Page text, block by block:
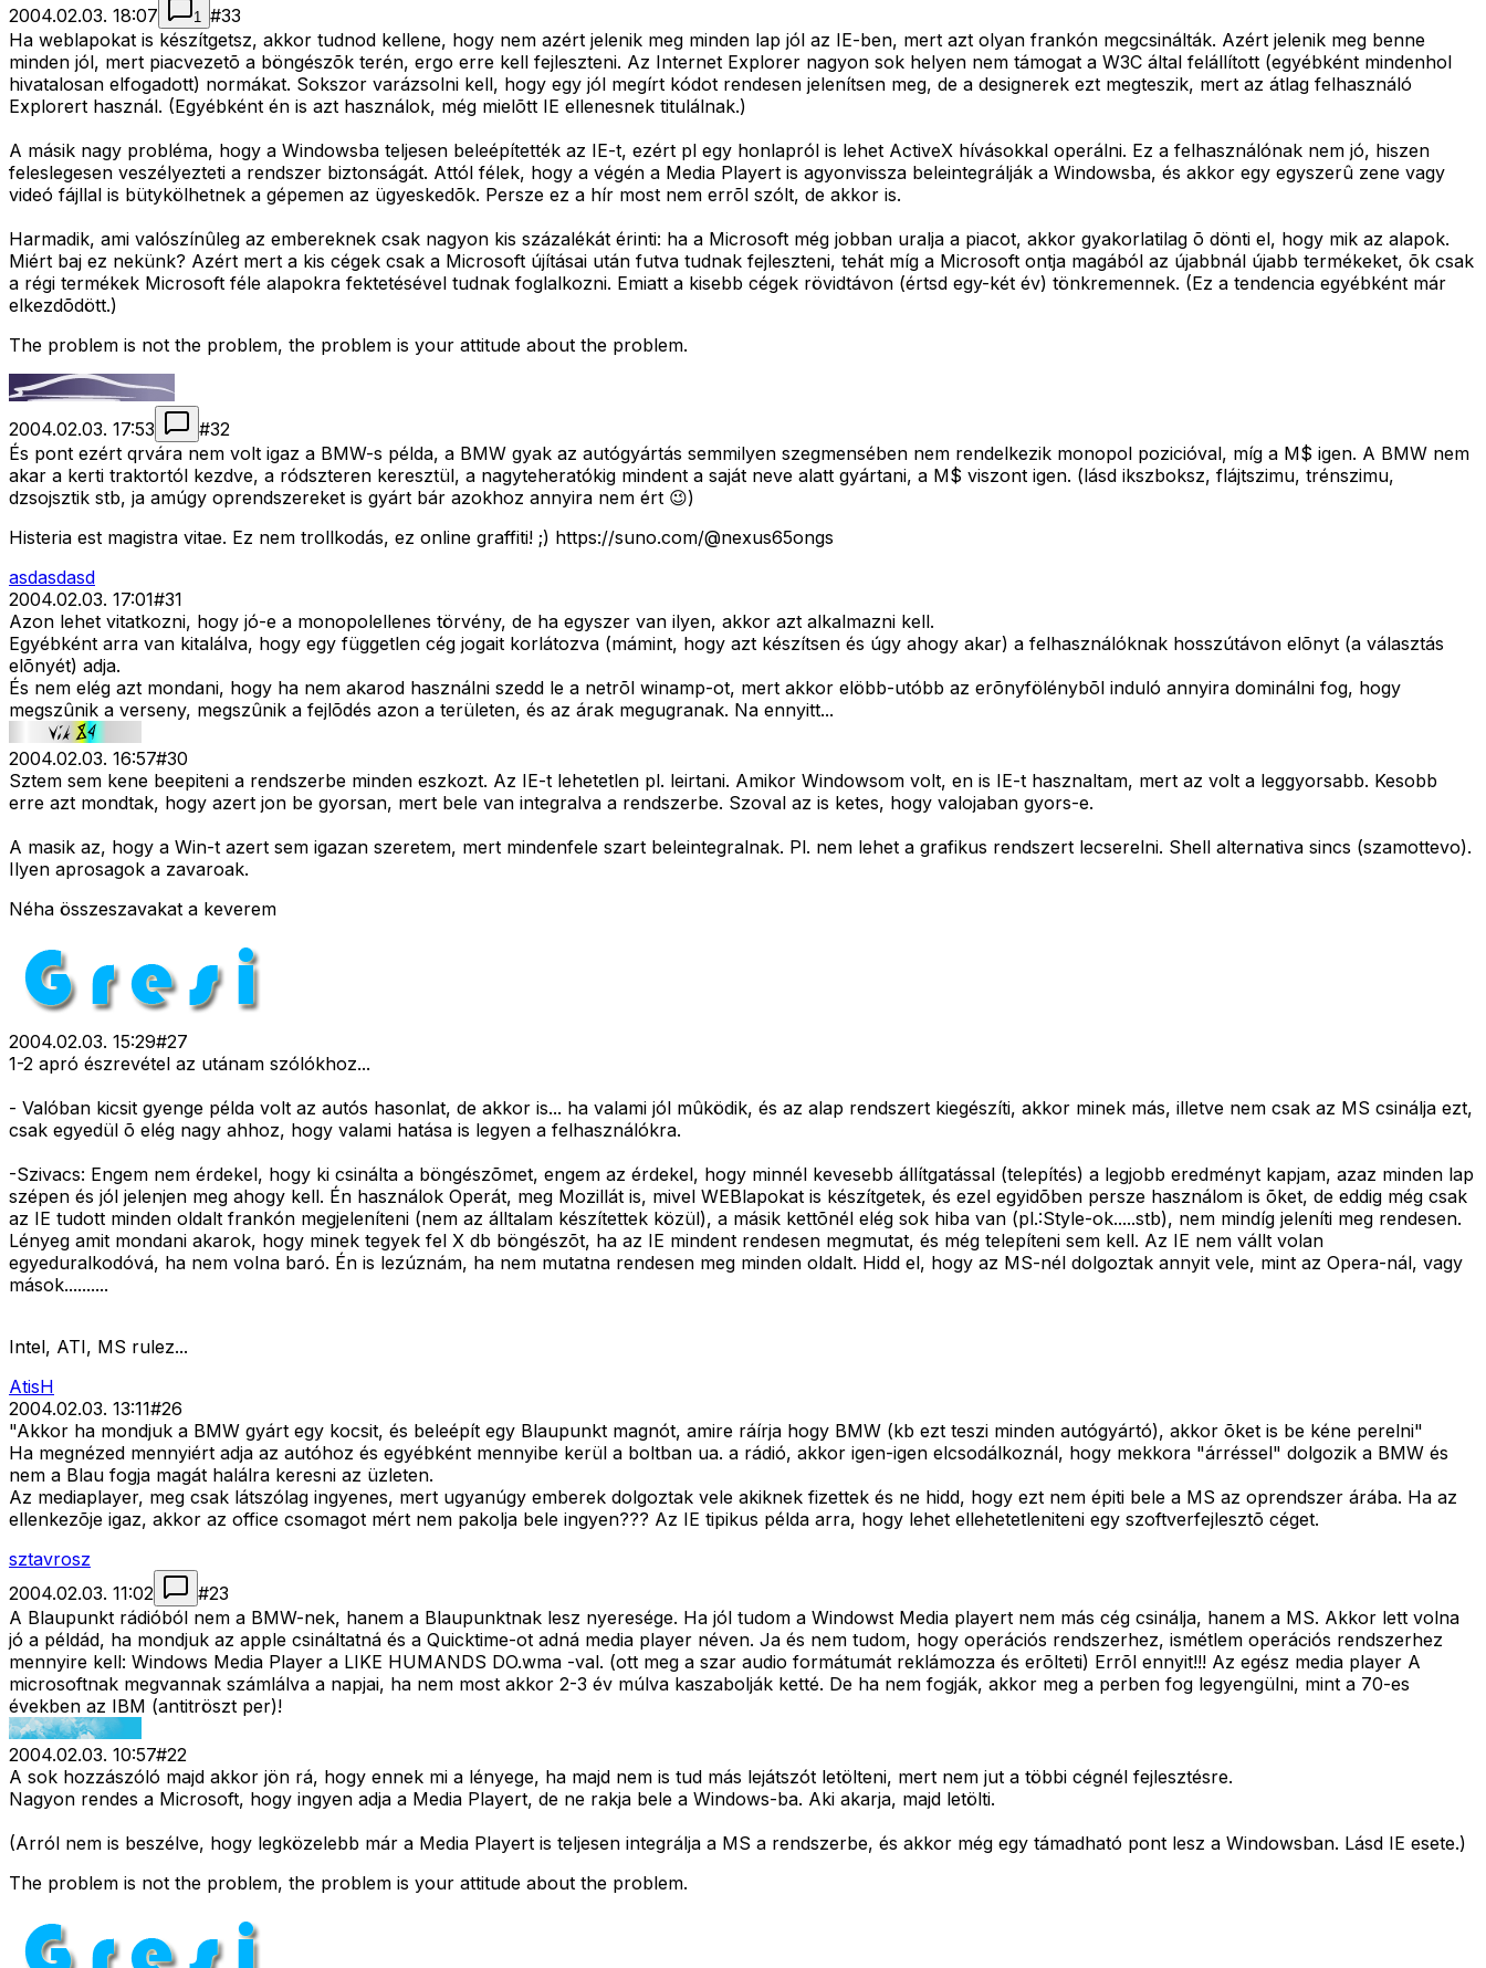
2004.02.03. 18:07 1 #33
Ha weblapokat is készítgetsz, akkor tudnod kellene, hogy nem azért jelenik meg minden lap jól az IE-ben, mert azt olyan frankón megcsinálták. Azért jelenik meg benne
minden jól, mert piacvezetõ a böngészõk terén, ergo erre kell fejleszteni. Az Internet Explorer nagyon sok helyen nem támogat a W3C által felállított (egyébként mindenhol
hivatalosan elfogadott) normákat. Sokszor varázsolni kell, hogy egy jól megírt kódot rendesen jelenítsen meg, de a designerek ezt megteszik, mert az átlag felhasználó
Explorert használ. (Egyébként én is azt használok, még mielõtt IE ellenesnek titulálnak.)
A másik nagy probléma, hogy a Windowsba teljesen beleépítették az IE-t, ezért pl egy honlapról is lehet ActiveX hívásokkal operálni. Ez a felhasználónak nem jó, hiszen
feleslegesen veszélyezteti a rendszer biztonságát. Attól félek, hogy a végén a Media Playert is agyonvissza beleintegrálják a Windowsba, és akkor egy egyszerû zene vagy
videó fájllal is bütykölhetnek a gépemen az ügyeskedõk. Persze ez a hír most nem errõl szólt, de akkor is.
Harmadik, ami valószínûleg az embereknek csak nagyon kis százalékát érinti: ha a Microsoft még jobban uralja a piacot, akkor gyakorlatilag õ dönti el, hogy mik az alapok.
Miért baj ez nekünk? Azért mert a kis cégek csak a Microsoft újításai után futva tudnak fejleszteni, tehát míg a Microsoft ontja magából az újabbnál újabb termékeket, õk csak
a régi termékek Microsoft féle alapokra fektetésével tudnak foglalkozni. Emiatt a kisebb cégek rövidtávon (értsd egy-két év) tönkremennek. (Ez a tendencia egyébként már
elkezdõdött.)
The problem is not the problem, the problem is your attitude about the problem.
2004.02.03. 17:53 #32
És pont ezért qrvára nem volt igaz a BMW-s példa, a BMW gyak az autógyártás semmilyen szegmensében nem rendelkezik monopol pozicióval, míg a M$ igen. A BMW nem
akar a kerti traktortól kezdve, a ródszteren keresztül, a nagyteheratókig mindent a saját neve alatt gyártani, a M$ viszont igen. (lásd ikszboksz, flájtszimu, trénszimu,
dzsojsztik stb, ja amúgy oprendszereket is gyárt bár azokhoz annyira nem ért 😉)
Histeria est magistra vitae. Ez nem trollkodás, ez online graffiti! ;) https://suno.com/@nexus65ongs
asdasdasd
2004.02.03. 17:01#31
Azon lehet vitatkozni, hogy jó-e a monopolellenes törvény, de ha egyszer van ilyen, akkor azt alkalmazni kell.
Egyébként arra van kitalálva, hogy egy független cég jogait korlátozva (mámint, hogy azt készítsen és úgy ahogy akar) a felhasználóknak hosszútávon elõnyt (a választás
elõnyét) adja.
És nem elég azt mondani, hogy ha nem akarod használni szedd le a netrõl winamp-ot, mert akkor elöbb-utóbb az erõnyfölénybõl induló annyira dominálni fog, hogy
megszûnik a verseny, megszûnik a fejlõdés azon a területen, és az árak megugranak. Na ennyitt...
2004.02.03. 16:57#30
Sztem sem kene beepiteni a rendszerbe minden eszkozt. Az IE-t lehetetlen pl. leirtani. Amikor Windowsom volt, en is IE-t hasznaltam, mert az volt a leggyorsabb. Kesobb
erre azt mondtak, hogy azert jon be gyorsan, mert bele van integralva a rendszerbe. Szoval az is ketes, hogy valojaban gyors-e.
A masik az, hogy a Win-t azert sem igazan szeretem, mert mindenfele szart beleintegralnak. Pl. nem lehet a grafikus rendszert lecserelni. Shell alternativa sincs (szamottevo).
Ilyen aprosagok a zavaroak.
Néha összeszavakat a keverem
2004.02.03. 15:29#27
1-2 apró észrevétel az utánam szólókhoz...
- Valóban kicsit gyenge példa volt az autós hasonlat, de akkor is... ha valami jól mûködik, és az alap rendszert kiegészíti, akkor minek más, illetve nem csak az MS csinálja ezt,
csak egyedül õ elég nagy ahhoz, hogy valami hatása is legyen a felhasználókra.
-Szivacs: Engem nem érdekel, hogy ki csinálta a böngészõmet, engem az érdekel, hogy minnél kevesebb állítgatással (telepítés) a legjobb eredményt kapjam, azaz minden lap
szépen és jól jelenjen meg ahogy kell. Én használok Operát, meg Mozillát is, mivel WEBlapokat is készítgetek, és ezel egyidõben persze használom is õket, de eddig még csak
az IE tudott minden oldalt frankón megjeleníteni (nem az álltalam készítettek közül), a másik kettõnél elég sok hiba van (pl.:Style-ok.....stb), nem mindíg jeleníti meg rendesen.
Lényeg amit mondani akarok, hogy minek tegyek fel X db böngészõt, ha az IE mindent rendesen megmutat, és még telepíteni sem kell. Az IE nem vállt volan
egyeduralkodóvá, ha nem volna baró. Én is lezúznám, ha nem mutatna rendesen meg minden oldalt. Hidd el, hogy az MS-nél dolgoztak annyit vele, mint az Opera-nál, vagy
mások..........
Intel, ATI, MS rulez...
AtisH
2004.02.03. 13:11#26
"Akkor ha mondjuk a BMW gyárt egy kocsit, és beleépít egy Blaupunkt magnót, amire ráírja hogy BMW (kb ezt teszi minden autógyártó), akkor õket is be kéne perelni"
Ha megnézed mennyiért adja az autóhoz és egyébként mennyibe kerül a boltban ua. a rádió, akkor igen-igen elcsodálkoznál, hogy mekkora "árréssel" dolgozik a BMW és
nem a Blau fogja magát halálra keresni az üzleten.
Az mediaplayer, meg csak látszólag ingyenes, mert ugyanúgy emberek dolgoztak vele akiknek fizettek és ne hidd, hogy ezt nem épiti bele a MS az oprendszer árába. Ha az
ellenkezõje igaz, akkor az office csomagot mért nem pakolja bele ingyen??? Az IE tipikus példa arra, hogy lehet ellehetetleniteni egy szoftverfejlesztõ céget.
sztavrosz
2004.02.03. 11:02
#23
A Blaupunkt rádióból nem a BMW-nek, hanem a Blaupunktnak lesz nyeresége. Ha jól tudom a Windowst Media playert nem más cég csinálja, hanem a MS. Akkor lett volna
jó a példád, ha mondjuk az apple csináltatná és a Quicktime-ot adná media player néven. Ja és nem tudom, hogy operációs rendszerhez, ismétlem operációs rendszerhez
mennyire kell: Windows Media Player a LIKE HUMANDS DO.wma -val. (ott meg a szar audio formátumát reklámozza és erõlteti) Errõl ennyit!!! Az egész media player A
microsoftnak megvannak számlálva a napjai, ha nem most akkor 2-3 év múlva kaszabolják ketté. De ha nem fogják, akkor meg a perben fog legyengülni, mint a 70-es
években az IBM (antitröszt per)!
2004.02.03. 10:57#22
A sok hozzászóló majd akkor jön rá, hogy ennek mi a lényege, ha majd nem is tud más lejátszót letölteni, mert nem jut a többi cégnél fejlesztésre.
Nagyon rendes a Microsoft, hogy ingyen adja a Media Playert, de ne rakja bele a Windows-ba. Aki akarja, majd letölti.
(Arról nem is beszélve, hogy legközelebb már a Media Playert is teljesen integrálja a MS a rendszerbe, és akkor még egy támadható pont lesz a Windowsban. Lásd IE esete.)
The problem is not the problem, the problem is your attitude about the problem.